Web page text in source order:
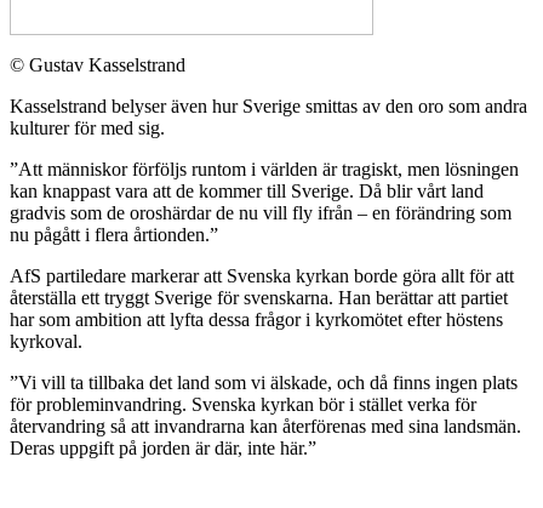
© Gustav Kasselstrand
Kasselstrand belyser även hur Sverige smittas av den oro som andra
kulturer för med sig.
”Att människor förföljs runtom i världen är tragiskt, men lösningen
kan knappast vara att de kommer till Sverige. Då blir vårt land
gradvis som de oroshärdar de nu vill fly ifrån – en förändring som
nu pågått i flera årtionden.”
AfS partiledare markerar att Svenska kyrkan borde göra allt för att
återställa ett tryggt Sverige för svenskarna. Han berättar att partiet
har som ambition att lyfta dessa frågor i kyrkomötet efter höstens
kyrkoval.
”Vi vill ta tillbaka det land som vi älskade, och då finns ingen plats
för probleminvandring. Svenska kyrkan bör i stället verka för
återvandring så att invandrarna kan återförenas med sina landsmän.
Deras uppgift på jorden är där, inte här.”